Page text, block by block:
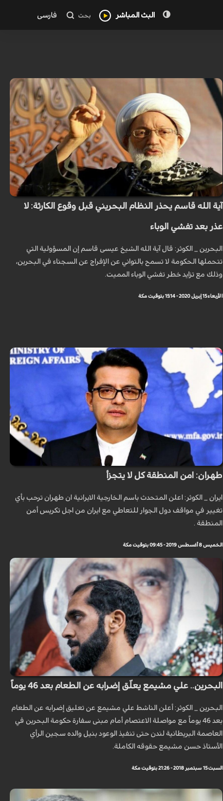
البث المباشر بحث فارسی
آية الله قاسم يحذر النظام البحريني قبل وقوع الكارثة: لا
عذر بعد تفشي الوباء
البحرين _ الكوثر: قال آية الله الشيخ عيسى قاسم إن المسؤولية التي
تتحملها الحكومة لا تسمح بالتواني عن الإفراج عن السجناء في البحرين،
وذلك مع تزايد خطر تفشي الوباء المميت.
الأربعاء 15 إبريل 2020 - 15:14 بتوقيت مكة
طهران: امن المنطقة كل لا يتجزأ
ايران _ الكوثر: اعلن المتحدث باسم الخارجية الايرانية ان طهران ترحب بأي
تغيير في مواقف دول الجوار للتعاطي مع ايران من اجل تكريس أمن
المنطقة .
الخميس 8 أغسطس 2019 - 09:45 بتوقيت مكة
البحرين.. علي مشيمع يعلّق إضرابه عن الطعام بعد 46 يوماً
البحرين _ الكوثر: أعلن الناشط علي مشيمع عن تعليق إضرابه عن الطعام
بعد 46 يوماً مع مواصلة الاعتصام أمام مبنى سفارة حكومة البحرين في
العاصمة البريطانية لندن حتى تنفيذ الوعود بنيل والده سجين الرأي
الأستاذ حسن مشيمع حقوقه الكاملة.
السبت 15 سبتمبر 2018 - 21:26 بتوقيت مكة